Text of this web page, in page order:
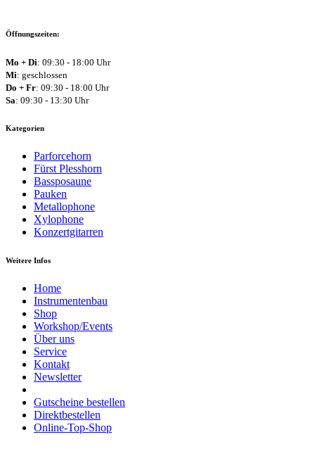
Öffnungszeiten:
Mo + Di: 09:30 - 18:00 Uhr
Mi: geschlossen
Do + Fr: 09:30 - 18:00 Uhr
Sa: 09:30 - 13:30 Uhr
Kategorien
Parforcehorn
Fürst Plesshorn
Bassposaune
Pauken
Metallophone
Xylophone
Konzertgitarren
Weitere Infos
Home
Instrumentenbau
Shop
Workshop/Events
Über uns
Service
Kontakt
Newsletter
Gutscheine bestellen
Direktbestellen
Online-Top-Shop